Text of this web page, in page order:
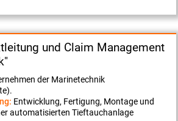
und Claim Management
der Marinetechnik
Entwicklung, Fertigung, Montage und
automatisierten Tieftauchanlage